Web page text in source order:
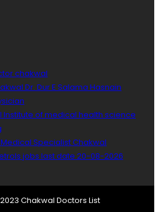
chakwal
Dr. Dur E Salama Hasnain
Institute of medical health science
Specialist Chakwal
jobs last date 20-08-2026
Chakwal Doctors List